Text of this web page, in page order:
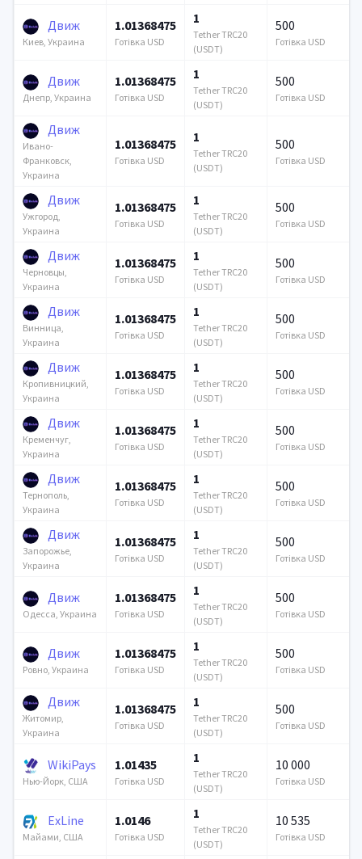
Движ
Киев, Украина
1.01368475
Готівка USD
1
Tether TRC20
(USDT)
500
Готівка USD
Движ
Днепр, Украина
1.01368475
Готівка USD
1
Tether TRC20
(USDT)
500
Готівка USD
Движ
Ивано-
Франковск,
Украина
1.01368475
Готівка USD
1
Tether TRC20
(USDT)
500
Готівка USD
Движ
Ужгород,
Украина
1.01368475
Готівка USD
1
Tether TRC20
(USDT)
500
Готівка USD
Движ
Черновцы,
Украина
1.01368475
Готівка USD
1
Tether TRC20
(USDT)
500
Готівка USD
Движ
Винница,
Украина
1.01368475
Готівка USD
1
Tether TRC20
(USDT)
500
Готівка USD
Движ
Кропивницкий,
Украина
1.01368475
Готівка USD
1
Tether TRC20
(USDT)
500
Готівка USD
Движ
Кременчуг,
Украина
1.01368475
Готівка USD
1
Tether TRC20
(USDT)
500
Готівка USD
Движ
Тернополь,
Украина
1.01368475
Готівка USD
1
Tether TRC20
(USDT)
500
Готівка USD
Движ
Запорожье,
Украина
1.01368475
Готівка USD
1
Tether TRC20
(USDT)
500
Готівка USD
Движ
Одесса, Украина
1.01368475
Готівка USD
1
Tether TRC20
(USDT)
500
Готівка USD
Движ
Ровно, Украина
1.01368475
Готівка USD
1
Tether TRC20
(USDT)
500
Готівка USD
Движ
Житомир,
Украина
1.01368475
Готівка USD
1
Tether TRC20
(USDT)
500
Готівка USD
WikiPays
Нью-Йорк, США
1.01435
Готівка USD
1
Tether TRC20
(USDT)
10 000
Готівка USD
ExLine
Майами, США
1.0146
Готівка USD
1
Tether TRC20
(USDT)
10 535
Готівка USD